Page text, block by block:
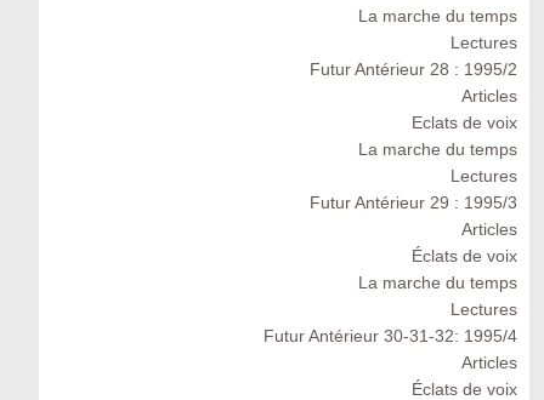
La marche du temps
Lectures
Futur Antérieur 28 : 1995/2
Articles
Eclats de voix
La marche du temps
Lectures
Futur Antérieur 29 : 1995/3
Articles
Éclats de voix
La marche du temps
Lectures
Futur Antérieur 30-31-32: 1995/4
Articles
Éclats de voix